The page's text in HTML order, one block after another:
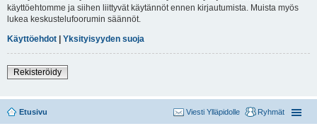
käyttöehtomme ja siihen liittyvät käytännöt ennen kirjautumista. Muista myös
lukea keskustelufoorumin säännöt.
Käyttöehdot | Yksityisyyden suoja
Rekisteröidy
Etusivu Ryhmät
Viesti Ylläpidolle